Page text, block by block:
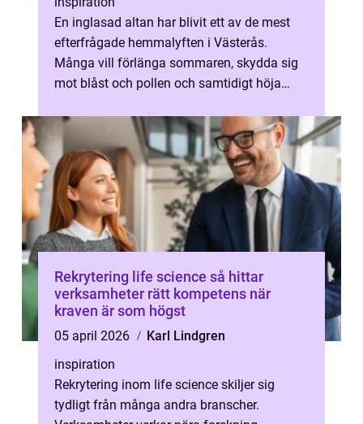
En inglasad altan har blivit ett av de mest
efterfrågade hemmalyften i Västerås.
Många vill förlänga sommaren, skydda sig
mot blåst och pollen och samtidigt höja
Rekrytering life science så hittar
verksamheter rätt kompetens när
kraven är som högst
05 april 2026
Karl Lindgren
inspiration
Rekrytering inom life science skiljer sig
tydligt från många andra branscher.